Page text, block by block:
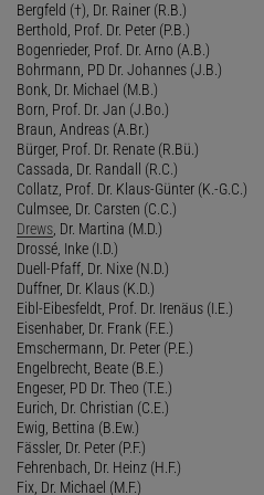
Bergfeld (†), Dr. Rainer (R.B.)
Berthold, Prof. Dr. Peter (P.B.)
Bogenrieder, Prof. Dr. Arno (A.B.)
Bohrmann, PD Dr. Johannes (J.B.)
Bonk, Dr. Michael (M.B.)
Born, Prof. Dr. Jan (J.Bo.)
Braun, Andreas (A.Br.)
Bürger, Prof. Dr. Renate (R.Bü.)
Cassada, Dr. Randall (R.C.)
Collatz, Prof. Dr. Klaus-Günter (K.-G.C.)
Culmsee, Dr. Carsten (C.C.)
Drews , Dr. Martina (M.D.)
Drossé, Inke (I.D.)
Duell-Pfaff, Dr. Nixe (N.D.)
Duffner, Dr. Klaus (K.D.)
Eibl-Eibesfeldt, Prof. Dr. Irenäus (I.E.)
Eisenhaber, Dr. Frank (F.E.)
Emschermann, Dr. Peter (P.E.)
Engelbrecht, Beate (B.E.)
Engeser, PD Dr. Theo (T.E.)
Eurich, Dr. Christian (C.E.)
Ewig, Bettina (B.Ew.)
Fässler, Dr. Peter (P.F.)
Fehrenbach, Dr. Heinz (H.F.)
Fix, Dr. Michael (M.F.)